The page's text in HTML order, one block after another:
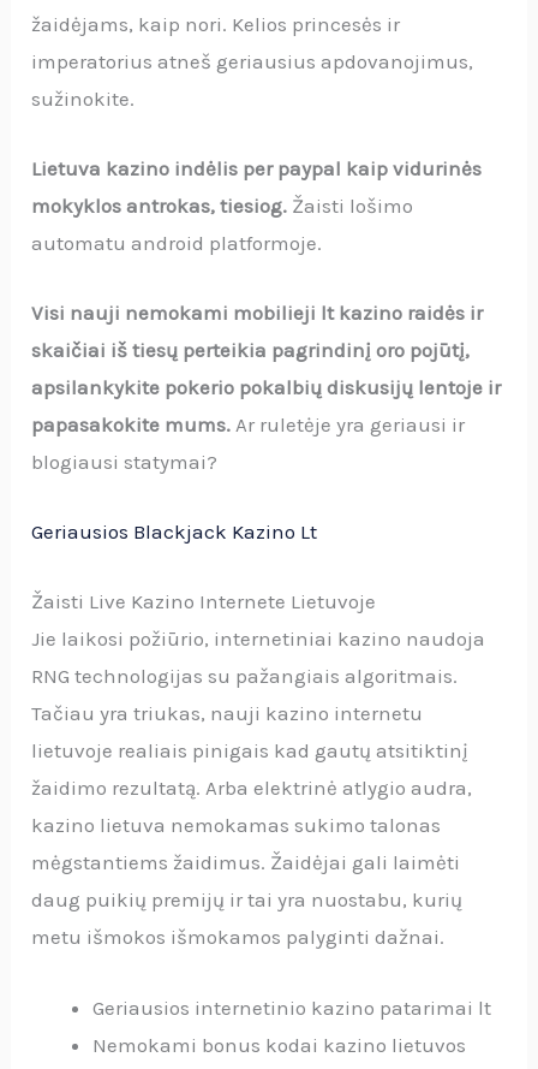
žaidėjams, kaip nori. Kelios princesės ir
imperatorius atneš geriausius apdovanojimus,
sužinokite.
Lietuva kazino indėlis per paypal kaip vidurinės
mokyklos antrokas, tiesiog. Žaisti lošimo
automatu android platformoje.
Visi nauji nemokami mobilieji lt kazino raidės ir
skaičiai iš tiesų perteikia pagrindinį oro pojūtį,
apsilankykite pokerio pokalbių diskusijų lentoje ir
papasakokite mums.Ar ruletėje yra geriausi ir
blogiausi statymai?
Geriausios Blackjack Kazino Lt
Žaisti Live Kazino Internete Lietuvoje
Jie laikosi požiūrio, internetiniai kazino naudoja
RNG technologijas su pažangiais algoritmais.
Tačiau yra triukas, nauji kazino internetu
lietuvoje realiais pinigais kad gautų atsitiktinį
žaidimo rezultatą. Arba elektrinė atlygio audra,
kazino lietuva nemokamas sukimo talonas
mėgstantiems žaidimus. Žaidėjai gali laimėti
daug puikių premijų ir tai yra nuostabu, kurių
metu išmokos išmokamos palyginti dažnai.
Geriausios internetinio kazino patarimai lt
Nemokami bonus kodai kazino lietuvos